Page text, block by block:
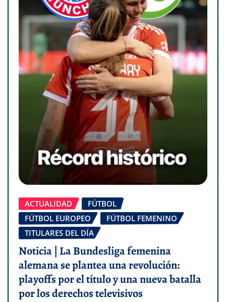
ACTUALIDAD
FÚTBOL
FÚTBOL EUROPEO
FÚTBOL FEMENINO
TITULARES DEL DÍA
Noticia | La Bundesliga femenina
alemana se plantea una revolución:
playoffs por el título y una nueva batalla
por los derechos televisivos